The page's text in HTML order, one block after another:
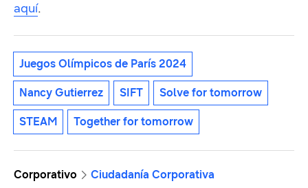
aquí.
Juegos Olímpicos de París 2024
Nancy Gutierrez SIFT Solve for tomorrow
STEAM Together for tomorrow
Corporativo
Ciudadanía Corporativa